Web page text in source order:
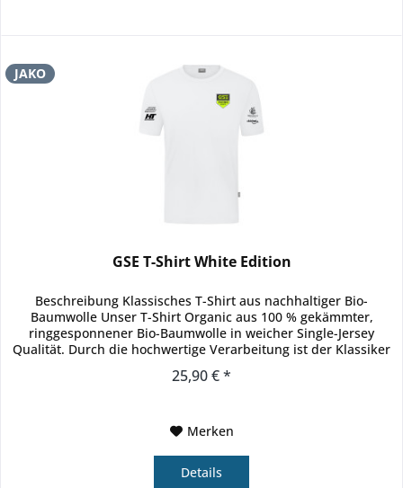
JAKO
GSE T-Shirt White Edition
Beschreibung Klassisches T-Shirt aus nachhaltiger Bio-
Baumwolle Unser T-Shirt Organic aus 100 % gekämmter,
ringgesponnener Bio-Baumwolle in weicher Single-Jersey
Qualität. Durch die hochwertige Verarbeitung ist der Klassiker
25,90 € *
Merken
Details